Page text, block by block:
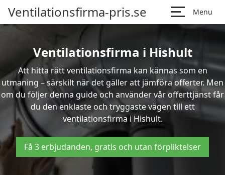
Ventilationsfirma-pris.se Menu
Ventilationsfirma i Hishult
Att hitta rätt ventilationsfirma kan kännas som en
utmaning – särskilt när det gäller att jämföra offerter. Men
om du följer denna guide och använder vår offerttjänst får
du den enklaste och tryggaste vägen till ett
ventilationsfirma i Hishult.
Få 3 erbjudanden, gratis och utan förpliktelser